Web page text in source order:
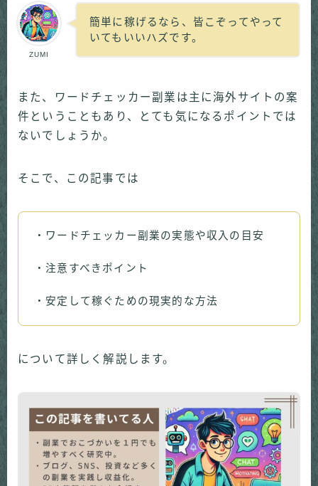
ZUMI
簡単に稼げるなら、皆こぞってやって
いてもいいハズです。
また、ワードチェッカー副業は主に海外サイトの案
件ということもあり、とても気になるポイントでは
ないでしょうか。
そこで、この記事では
・ワードチェッカー副業の実態や収入の目安
・注意すべきポイント
・安定して稼ぐための現実的な方法
について詳しく解説します。